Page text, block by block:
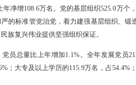
年净增108.6万名。党的基层组织525.0万个
的标准管党治党，着力建强基层组织、锻
族复兴伟业提供坚强组织保证。
员总量比上年增加1.1%。全年发展党员
；大专及以上学历的115.9万名，占54.4%